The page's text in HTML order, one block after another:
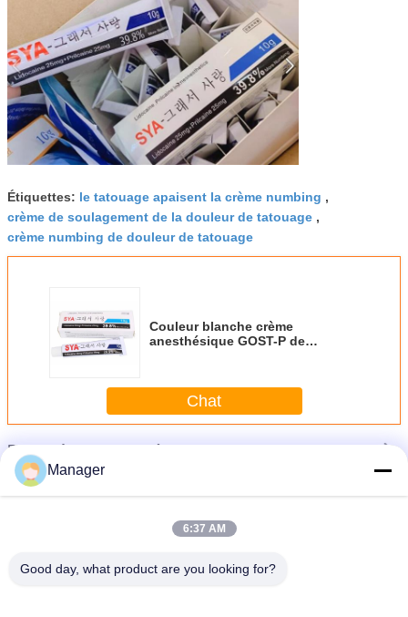
Étiquettes: le tatouage apaisent la crème numbing ,
crème de soulagement de la douleur de tatouage ,
crème numbing de douleur de tatouage
Couleur blanche crème
anesthésique GOST-P de
Chat
Plus
Manager
6:37 AM
Good day, what product are you looking for?